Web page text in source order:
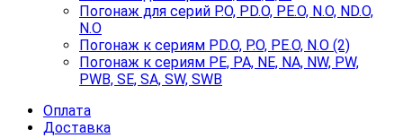
Погонаж для серий P.O, PD.O, PE.O, N.O, ND.O,
N.O
Погонаж к сериям PD.O, P.O, PE.O, N.O (2)
Погонаж к сериям PE, PA, NE, NA, NW, PW,
PWB, SE, SA, SW, SWB
Оплата
Доставка